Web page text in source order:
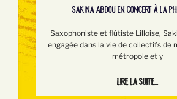
SAKINA ABDOU EN CONCERT À LA
Saxophoniste et flûtiste Lilloise,
engagée dans la vie de collectifs de
métropole et y
Lire la suite...